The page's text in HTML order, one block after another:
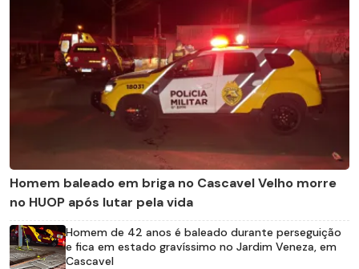
Homem baleado em briga no Cascavel Velho morre
no HUOP após lutar pela vida
Homem de 42 anos é baleado durante perseguição
e fica em estado gravíssimo no Jardim Veneza, em
Cascavel